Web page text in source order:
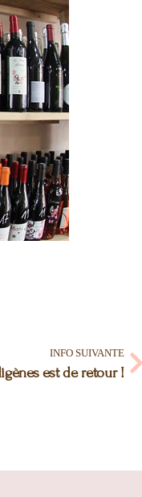
INFO SUIVANTE
est de retour !